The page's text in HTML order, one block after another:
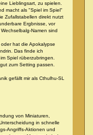
Lieblingsart, zu spielen.
macht als "Spiel im Spiel"
Zufallstabellen direkt nutzt
Ergbnisse, vor
Namen sind
hat die Apokalypse
Das finde ich
Spiel rüberzubringen.
zum Setting passen.
gefällt mir als Cthulhu-SL
von Miniaturen,
in schnelle
Angriffs-Aktionen und